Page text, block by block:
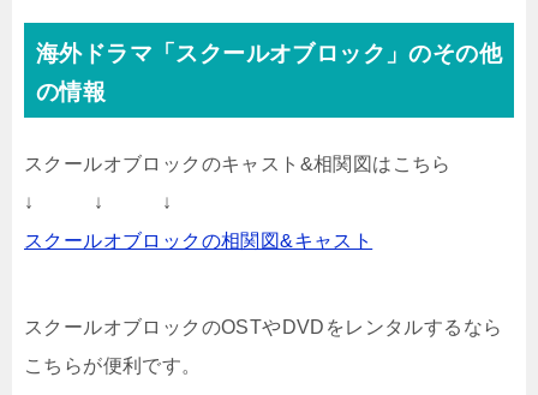
海外ドラマ「スクールオブロック」のその他
の情報
スクールオブロックのキャスト&相関図はこちら
↓ ↓ ↓
スクールオブロックの相関図&キャスト
スクールオブロックのOSTやDVDをレンタルするなら
こちらが便利です。